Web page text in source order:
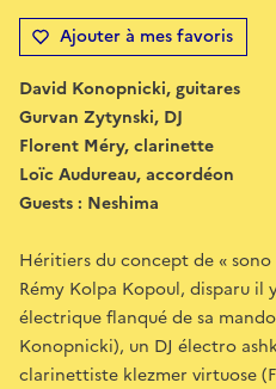
Ajouter à mes favoris
David Konopnicki, guitares
Gurvan Zytynski, DJ
Florent Méry, clarinette
Loïc Audureau, accordéon
Guests : Neshima
Héritiers du concept de «
Rémy Kolpa Kopoul, disparu il
électrique flanqué de sa
Konopnicki), un DJ électro
clarinettiste klezmer virtuose